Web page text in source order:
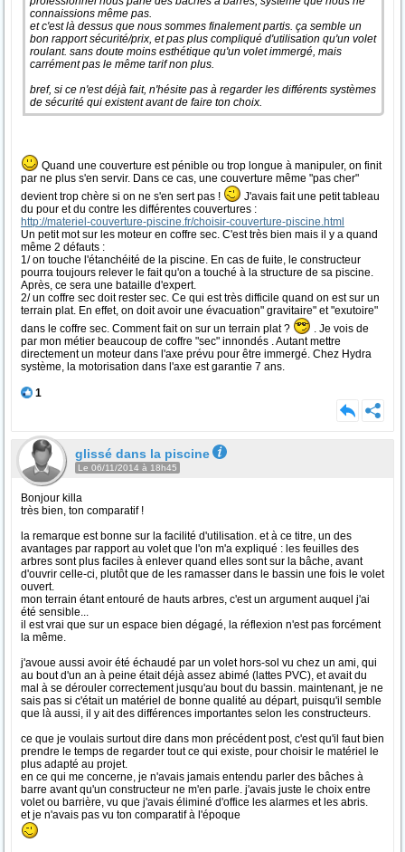
connaissions même pas.
et c'est là dessus que nous sommes finalement partis. ça semble un
bon rapport sécurité/prix, et pas plus compliqué d'utilisation qu'un volet
roulant. sans doute moins esthétique qu'un volet immergé, mais
carrément pas le même tarif non plus.
bref, si ce n'est déjà fait, n'hésite pas à regarder les différents systèmes
de sécurité qui existent avant de faire ton choix.
Quand une couverture est pénible ou trop longue à manipuler, on finit
par ne plus s'en servir. Dans ce cas, une couverture même "pas cher"
devient trop chère si on ne s'en sert pas !
J'avais fait une petit tableau
du pour et du contre les différentes couvertures :
http://materiel-couverture-piscine.fr/choisir-couverture-piscine.html
Un petit mot sur les moteur en coffre sec. C'est très bien mais il y a quand
même 2 défauts :
1/ on touche l'étanchéité de la piscine. En cas de fuite, le constructeur
pourra toujours relever le fait qu'on a touché à la structure de sa piscine.
Après, ce sera une bataille d'expert.
2/ un coffre sec doit rester sec. Ce qui est très difficile quand on est sur un
terrain plat. En effet, on doit avoir une évacuation" gravitaire" et "exutoire"
dans le coffre sec. Comment fait on sur un terrain plat ?
. Je vois de
par mon métier beaucoup de coffre "sec" innondés . Autant mettre
directement un moteur dans l'axe prévu pour être immergé. Chez Hydra
système, la motorisation dans l'axe est garantie 7 ans.
1
glissé dans la piscine
Le 06/11/2014 à 18h45
Bonjour killa
très bien, ton comparatif !
la remarque est bonne sur la facilité d'utilisation. et à ce titre, un des
avantages par rapport au volet que l'on m'a expliqué : les feuilles des
arbres sont plus faciles à enlever quand elles sont sur la bâche, avant
d'ouvrir celle-ci, plutôt que de les ramasser dans le bassin une fois le volet
ouvert.
mon terrain étant entouré de hauts arbres, c'est un argument auquel j'ai
été sensible...
il est vrai que sur un espace bien dégagé, la réflexion n'est pas forcément
la même.
j'avoue aussi avoir été échaudé par un volet hors-sol vu chez un ami, qui
au bout d'un an à peine était déjà assez abimé (lattes PVC), et avait du
mal à se dérouler correctement jusqu'au bout du bassin. maintenant, je ne
sais pas si c'était un matériel de bonne qualité au départ, puisqu'il semble
que là aussi, il y ait des différences importantes selon les constructeurs.
ce que je voulais surtout dire dans mon précédent post, c'est qu'il faut bien
prendre le temps de regarder tout ce qui existe, pour choisir le matériel le
plus adapté au projet.
en ce qui me concerne, je n'avais jamais entendu parler des bâches à
barre avant qu'un constructeur ne m'en parle. j'avais juste le choix entre
volet ou barrière, vu que j'avais éliminé d'office les alarmes et les abris.
et je n'avais pas vu ton comparatif à l'époque